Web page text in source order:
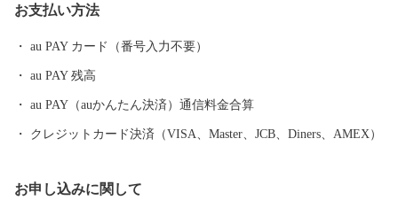
伴い、市内にリニア岐阜県駅（仮称）が誕生します。 中津川市
しくお願いいたします！ ■中津川市を代表する主な返礼品 ・「中
津川市発祥の栗きんとん」をはじめとする和菓子 ・地域で育まれ
た飛騨牛 ・清流が育む地酒 ・伊勢神宮式年遷宮の御神木としても
こだわりを持って掲載しております。 ぜひお時間のある時にじっ
お支払い方法
au PAY カード（番号入力不要）
au PAY 残高
au PAY（auかんたん決済）通信料金合算
クレジットカード決済（VISA、Master、JCB、Diners、AMEX）
お申し込みに関して